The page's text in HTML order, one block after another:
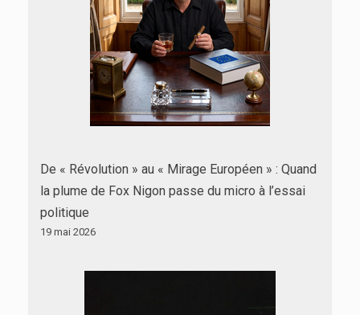
De « Révolution » au « Mirage Européen » : Quand
la plume de Fox Nigon passe du micro à l’essai
politique
19 mai 2026